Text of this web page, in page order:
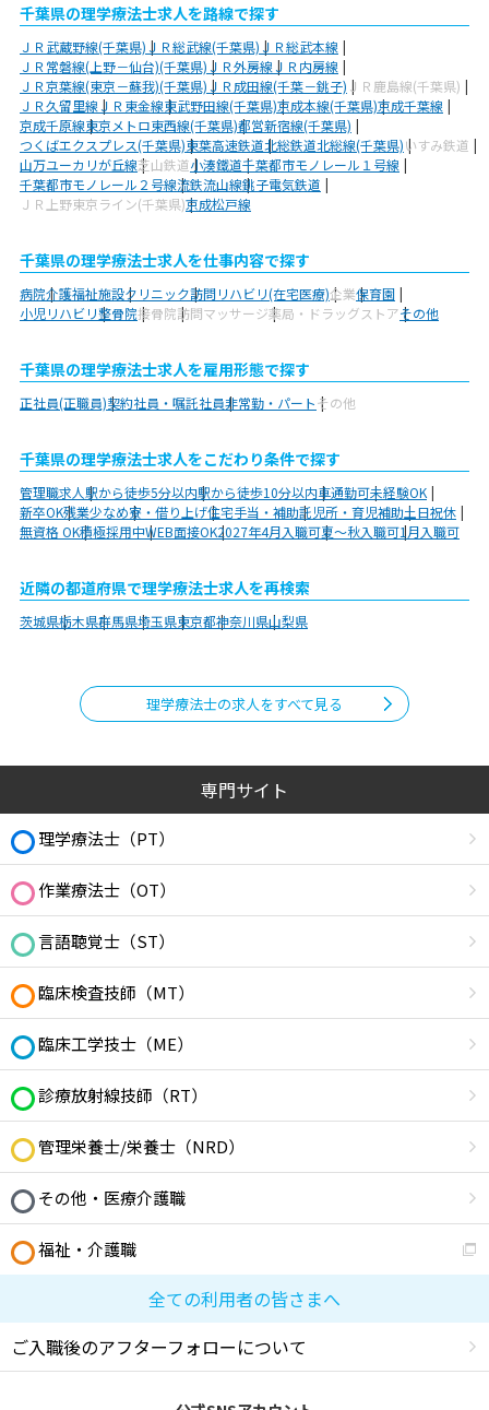
千葉県の理学療法士求人を路線で探す
ＪＲ武蔵野線(千葉県)ＪＲ総武線(千葉県)ＪＲ総武本線
ＪＲ常磐線(上野－仙台)(千葉県)ＪＲ外房線ＪＲ内房線
ＪＲ京葉線(東京－蘇我)(千葉県)ＪＲ成田線(千葉－銚子) ＪＲ鹿島線(千葉県)
ＪＲ久留里線ＪＲ東金線東武野田線(千葉県)京成本線(千葉県)京成千葉線
京成千原線東京メトロ東西線(千葉県)都営新宿線(千葉県)
つくばエクスプレス(千葉県)東葉高速鉄道北総鉄道北総線(千葉県)いすみ鉄道
山万ユーカリが丘線芝山鉄道小湊鐵道千葉都市モノレール１号線
千葉都市モノレール２号線流鉄流山線銚子電気鉄道
ＪＲ上野東京ライン(千葉県)京成松戸線
千葉県の理学療法士求人を仕事内容で探す
病院介護福祉施設クリニック訪問リハビリ(在宅医療)企業保育園
小児リハビリ整骨院接骨院訪問マッサージ薬局・ドラッグストアその他
千葉県の理学療法士求人を雇用形態で探す
正社員(正職員)契約社員・嘱託社員非常勤・パートその他
千葉県の理学療法士求人をこだわり条件で探す
管理職求人駅から徒歩5分以内駅から徒歩10分以内車通勤可未経験OK
新卒OK残業少なめ寮・借り上げ住宅手当・補助託児所・育児補助土日祝休
無資格 OK積極採用中WEB面接OK2027年4月入職可夏～秋入職可1月入職可
近隣の都道府県で理学療法士求人を再検索
茨城県栃木県群馬県埼玉県東京都神奈川県山梨県
理学療法士の求人をすべて見る
専門サイト
理学療法士（PT）
作業療法士（OT）
言語聴覚士（ST）
臨床検査技師（MT）
臨床工学技士（ME）
診療放射線技師（RT）
管理栄養士/栄養士（NRD）
その他・医療介護職
福祉・介護職
全ての利用者の皆さまへ
ご入職後のアフターフォローについて